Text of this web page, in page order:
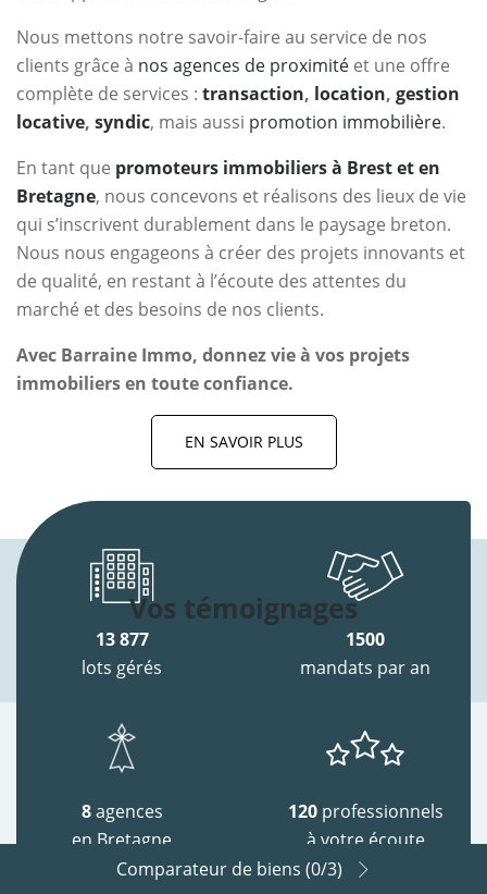
Nous mettons notre savoir-faire au service de nos
clients grâce à nos agences de proximité et une offre
complète de services : transaction, location, gestion
locative, syndic, mais aussi promotion immobilière.
En tant que promoteurs immobiliers à Brest et en
Bretagne, nous concevons et réalisons des lieux de vie
qui s’inscrivent durablement dans le paysage breton.
Nous nous engageons à créer des projets innovants et
de qualité, en restant à l’écoute des attentes du
marché et des besoins de nos clients.
Avec Barraine Immo, donnez vie à vos projets
immobiliers en toute confiance.
EN SAVOIR PLUS
Vos témoignages
13 877
lots gérés
1500
mandats par an
8agences
en Bretagne
120 professionnels
à votre écoute
Comparateur de biens (0/3)